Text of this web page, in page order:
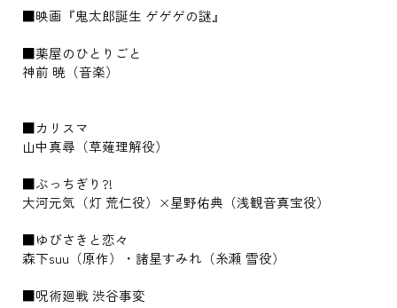
■映画『鬼太郎誕生 ゲゲゲの謎』
■薬屋のひとりごと
神前 暁（音楽）
■カリスマ
山中真尋（草薙理解役）
■ぶっちぎり?!
大河元気（灯 荒仁役）×星野佑典（浅観音真宝役）
■ゆびさきと恋々
森下suu（原作）・諸星すみれ（糸瀬 雪役）
■呪術廻戦 渋谷事変